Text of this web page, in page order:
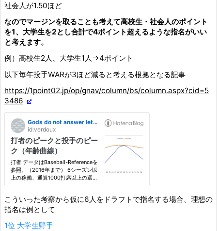
社会人が1.50ほど
なのでマージンを取ることも考えて高校生・社会人のポイント
を1、大学生を2とし合計で4ポイント超えるような指名がいい
と考えます。
例）高校生2人、大学生1人→4ポイント
以下毎年投手WARが3ほど減ると考える根拠となる記事
https://1point02.jp/op/gnav/column/bs/column.aspx?cid=5
3486
こういった考察から仮に6人をドラフトで指名する場合、理想の
指名は例として
1位 大学生野手